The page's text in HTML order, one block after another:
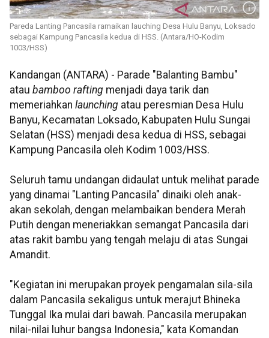
Pareda Lanting Pancasila ramaikan lauching Desa Hulu Banyu, Loksado
sebagai Kampung Pancasila kedua di HSS. (Antara/HO-Kodim
1003/HSS)
Kandangan (ANTARA) - Parade "Balanting Bambu"
atau bamboo rafting menjadi daya tarik dan
memeriahkan launching atau peresmian Desa Hulu
Banyu, Kecamatan Loksado, Kabupaten Hulu Sungai
Selatan (HSS) menjadi desa kedua di HSS, sebagai
Kampung Pancasila oleh Kodim 1003/HSS.
Seluruh tamu undangan didaulat untuk melihat parade
yang dinamai "Lanting Pancasila" dinaiki oleh anak-
akan sekolah, dengan melambaikan bendera Merah
Putih dengan meneriakkan semangat Pancasila dari
atas rakit bambu yang tengah melaju di atas Sungai
Amandit.
"Kegiatan ini merupakan proyek pengamalan sila-sila
dalam Pancasila sekaligus untuk merajut Bhineka
Tunggal Ika mulai dari bawah. Pancasila merupakan
nilai-nilai luhur bangsa Indonesia," kata Komandan